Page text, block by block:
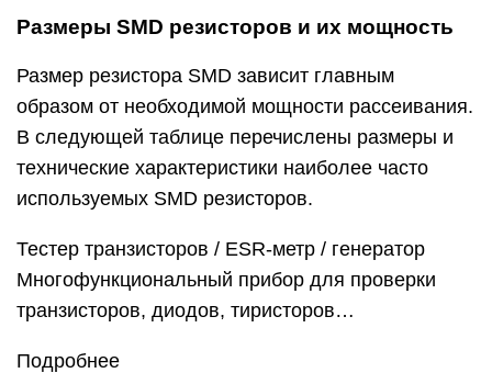
Размеры SMD резисторов и их мощность
Размер резистора SMD зависит главным
образом от необходимой мощности рассеивания.
В следующей таблице перечислены размеры и
технические характеристики наиболее часто
используемых SMD резисторов.
Тестер транзисторов / ESR-метр / генератор
Многофункциональный прибор для проверки
транзисторов, диодов, тиристоров…
Подробнее